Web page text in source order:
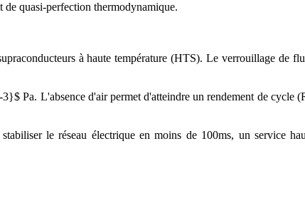
quasi-perfection thermodynamique.
à haute température (HTS). Le verrouillage de
Pa. L'absence d'air permet d'atteindre un rendement de cycle
le réseau électrique en moins de 100ms, un service